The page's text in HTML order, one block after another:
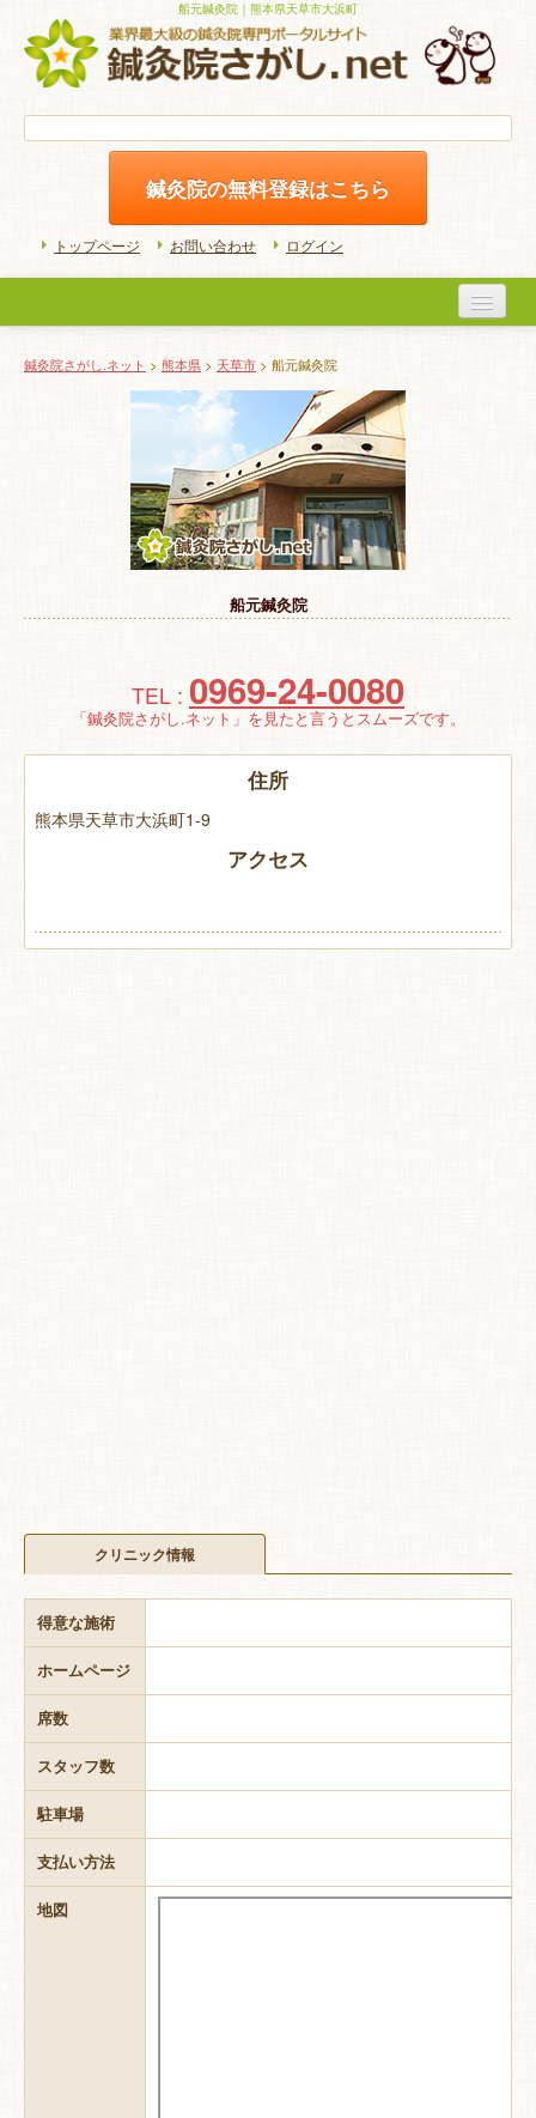
船元鍼灸院｜熊本県天草市大浜町
鍼灸院の無料登録はこちら
トップページ お問い合わせ ログイン
初めての方へ
よくある質問
ホームケア
特 集
お悩み解決！
鍼灸院さがし.ネット > 熊本県 > 天草市 > 船元鍼灸院
船元鍼灸院
TEL : 0969-24-0080
「鍼灸院さがし.ネット」を見たと言うとスムーズです。
住所
熊本県天草市大浜町1-9
アクセス
クリニック情報
得意な施術
ホームページ
席数
スタッフ数
駐車場
支払い方法
地図